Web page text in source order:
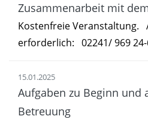
Zusammenarbeit mit
Kostenfreie Veranstaltung.
erforderlich: 02241/ 969
15.01.2025
Aufgaben zu Beginn und
Betreuung